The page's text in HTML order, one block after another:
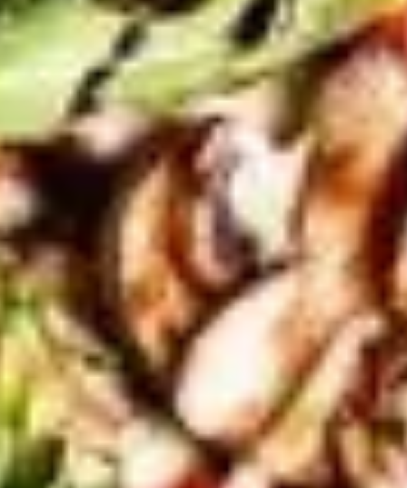
Recherche et design